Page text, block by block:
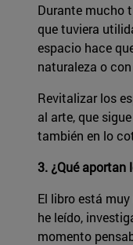
Durante mucho
que tuviera
espacio hace
naturaleza o
Revitalizar los
al arte, que
también en lo
3. ¿Qué
El libro está
he leído,
momento